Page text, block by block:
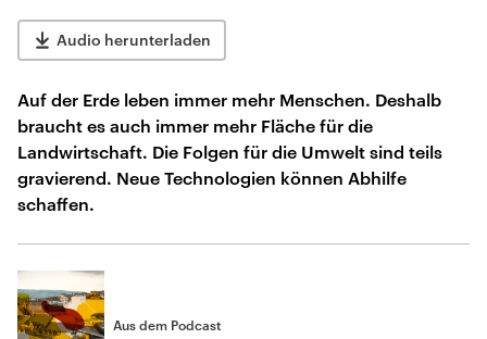
Audio herunterladen
Auf der Erde leben immer mehr Menschen. Deshalb
braucht es auch immer mehr Fläche für die
Landwirtschaft. Die Folgen für die Umwelt sind teils
gravierend. Neue Technologien können Abhilfe
schaffen.
Aus dem Podcast